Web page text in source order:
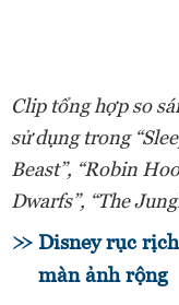
Clip tổng hợp so
sử dụng trong
Beast”, “Robin
Dwarfs”, “The
Disney rục
màn ảnh rộng